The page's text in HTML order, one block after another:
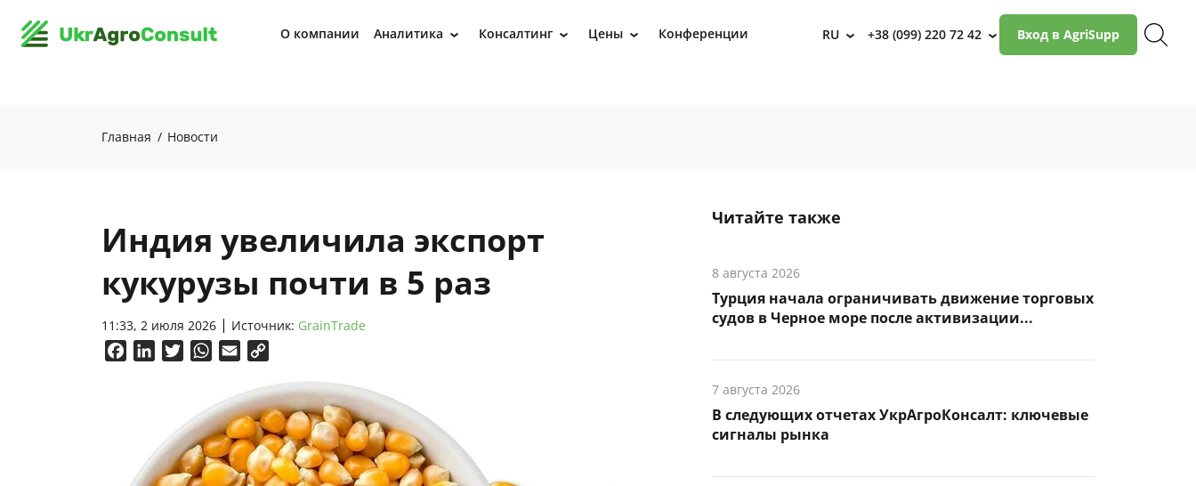
О компании Аналитика › Консалтинг › Цены › Конференции RU › +38 (099) 220 72 42 › Вход в AgriSupp
Главная Новости
Индия увеличила экспорт
кукурузы почти в 5 раз
11:33, 2 июля 2026 Источник: GrainTrade
FacebookLinkedInTwitterWhatsApp
Email
Читайте также
8 августа 2026
Турция начала ограничивать движение торговых
судов в Черное море после активизации...
7 августа 2026
В следующих отчетах УкрАгроКонсалт: ключевые
сигналы рынка